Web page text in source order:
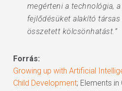
megérteni a technológia,
fejlődésüket alakító
összetett kölcsönhatást.”
Forrás:
Growing up with Artificial
Child Development; Elements in